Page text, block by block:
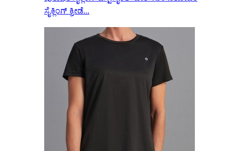
ಸೈಕ್ಲಿಂಗ್ ಕ್ರೀಡೆ...